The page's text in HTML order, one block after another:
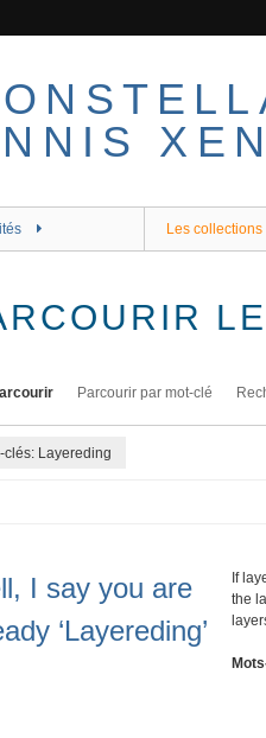
Les collections
Parcourir par mot-clé
clés: Layereding
I say you are
‘Layereding’
If
the